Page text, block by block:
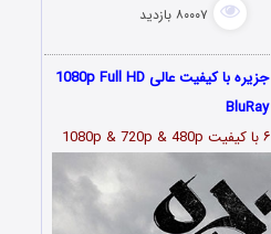
۸۰۰۰۷ بازدید
دانلود قسمت ششم 6 سریال جزیره با کیفیت عالی 1080p Full HD
BluRay
۶ با کیفیت 1080p & 720p & 480p